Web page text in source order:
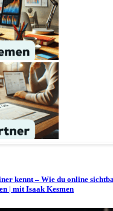
kennt – Wie du online
| mit Isaak Kesmen